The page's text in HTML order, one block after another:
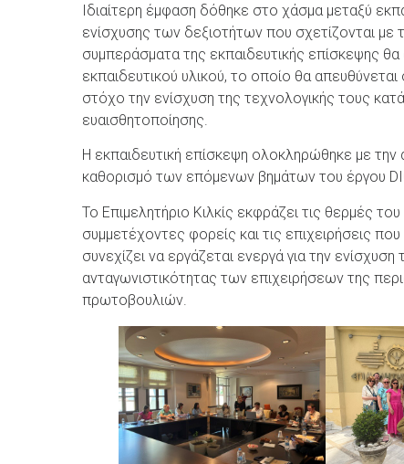
Ιδιαίτερη έμφαση δόθηκε στο χάσμα μεταξύ
ενίσχυσης των δεξιοτήτων που σχετίζονται με
συμπεράσματα της εκπαιδευτικής επίσκεψης
εκπαιδευτικού υλικού, το οποίο θα
στόχο την ενίσχυση της τεχνολογικής τους
ευαισθητοποίησης.
Η εκπαιδευτική επίσκεψη ολοκληρώθηκε με
καθορισμό των επόμενων βημάτων του έργου
Το Επιμελητήριο Κιλκίς εκφράζει τις θερμές
συμμετέχοντες φορείς και τις επιχειρήσεις
συνεχίζει να εργάζεται ενεργά για την
ανταγωνιστικότητας των επιχειρήσεων της
πρωτοβουλιών.